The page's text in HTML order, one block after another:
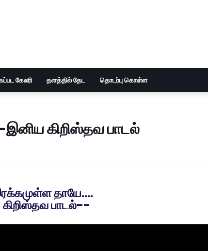
கேலரி தளத்தில் தேட தொடர்பு கொள்ள
கிறிஸ்தவ பாடல்
தாயே....
பாடல்--